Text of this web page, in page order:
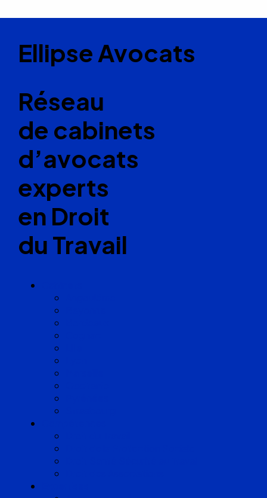
Ellipse Avocats
Réseau
de cabinets
d’avocats
experts
en Droit
du Travail